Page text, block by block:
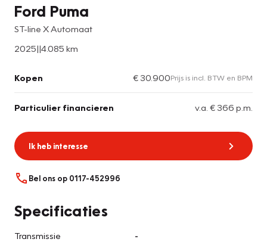
Ford Puma
ST-line X Automaat
2025||4.085 km
Kopen € 30.900Prijs is incl. BTW en BPM
Particulier financieren v.a. € 366 p.m.
Ik heb interesse
Bel ons op 0117-452996
Specificaties
Transmissie
-